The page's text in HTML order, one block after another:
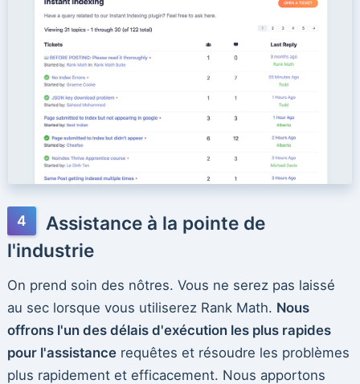
Assistance à la pointe de
l'industrie
On prend soin des nôtres. Vous ne serez pas laissé
au sec lorsque vous utiliserez Rank Math. Nous
offrons l'un des délais d'exécution les plus rapides
pour l'assistancerequêtes et résoudre les problèmes
plus rapidement et efficacement. Nous apportons